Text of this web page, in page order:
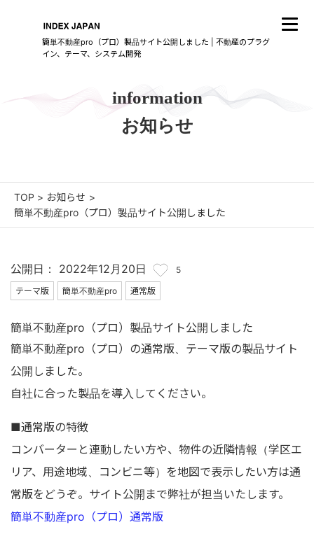
簡単不動産pro（プロ）製品サイト公開しました | 不動産のプラグ
イン、テーマ、システム開発
information
お知らせ
TOP > お知らせ >
簡単不動産pro（プロ）製品サイト公開しました
公開日： 2022年12月20日
5
テーマ版
簡単不動産pro 通常版
簡単不動産pro（プロ）製品サイト公開しました
簡単不動産pro（プロ）の通常版、テーマ版の製品サイト
公開しました。
自社に合った製品を導入してください。
■通常版の特徴
コンバーターと連動したい方や、物件の近隣情報（学区エ
リア、用途地域、コンビニ等）を地図で表示したい方は通
常版をどうぞ。サイト公開まで弊社が担当いたします。
簡単不動産pro（プロ）通常版